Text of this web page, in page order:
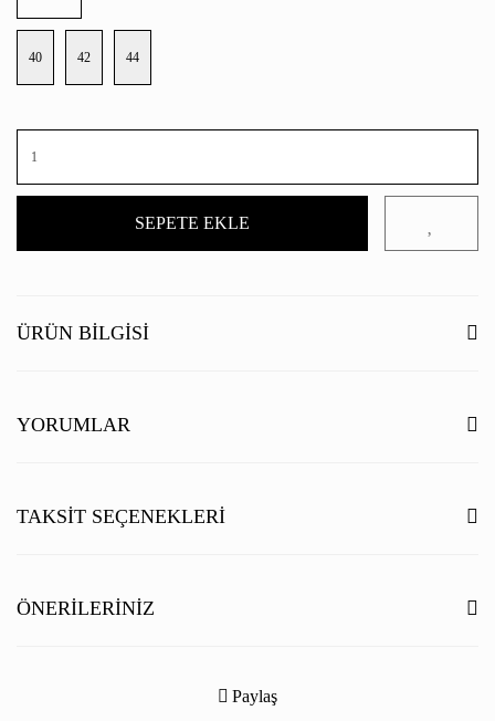
40 42 44
SEPETE EKLE
ÜRÜN BILGISI
YORUMLAR
Bu ürüne ilk yorumu siz yapın!
TAKSIT SEÇENEKLERI
ÖNERILERINIZ
yetersiz gördüğünüz noktaları öneri formunu kullanarak tarafımıza
Paylaş